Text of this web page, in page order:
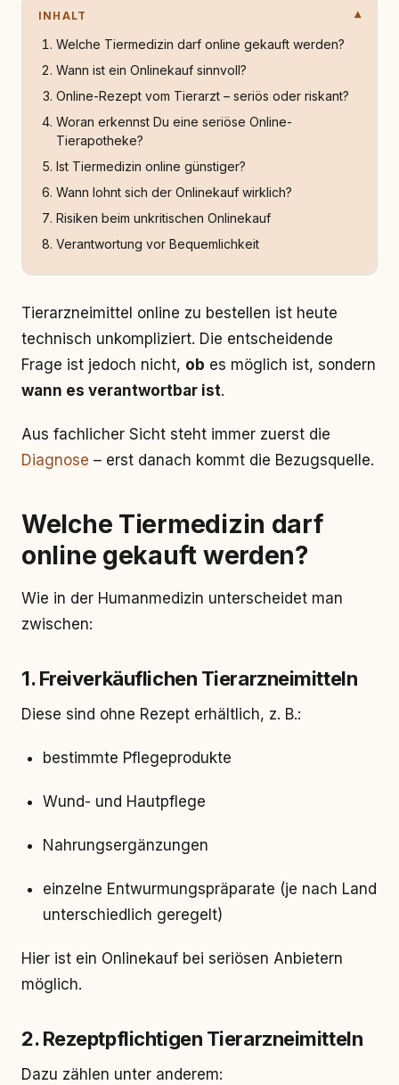
INHALT
Welche Tiermedizin darf online gekauft werden?
Wann ist ein Onlinekauf sinnvoll?
Online-Rezept vom Tierarzt – seriös oder riskant?
Woran erkennst Du eine seriöse Online-
Tierapotheke?
Ist Tiermedizin online günstiger?
Wann lohnt sich der Onlinekauf wirklich?
Risiken beim unkritischen Onlinekauf
Verantwortung vor Bequemlichkeit
Tierarzneimittel online zu bestellen ist heute
technisch unkompliziert. Die entscheidende
Frage ist jedoch nicht, ob es möglich ist, sondern
wann es verantwortbar ist.
Aus fachlicher Sicht steht immer zuerst die
Diagnose – erst danach kommt die Bezugsquelle.
Welche Tiermedizin darf
online gekauft werden?
Wie in der Humanmedizin unterscheidet man
zwischen:
1. Freiverkäuflichen Tierarzneimitteln
Diese sind ohne Rezept erhältlich, z. B.:
bestimmte Pflegeprodukte
Wund- und Hautpflege
Nahrungsergänzungen
einzelne Entwurmungspräparate (je nach Land
unterschiedlich geregelt)
Hier ist ein Onlinekauf bei seriösen Anbietern
möglich.
2. Rezeptpflichtigen Tierarzneimitteln
Dazu zählen unter anderem: